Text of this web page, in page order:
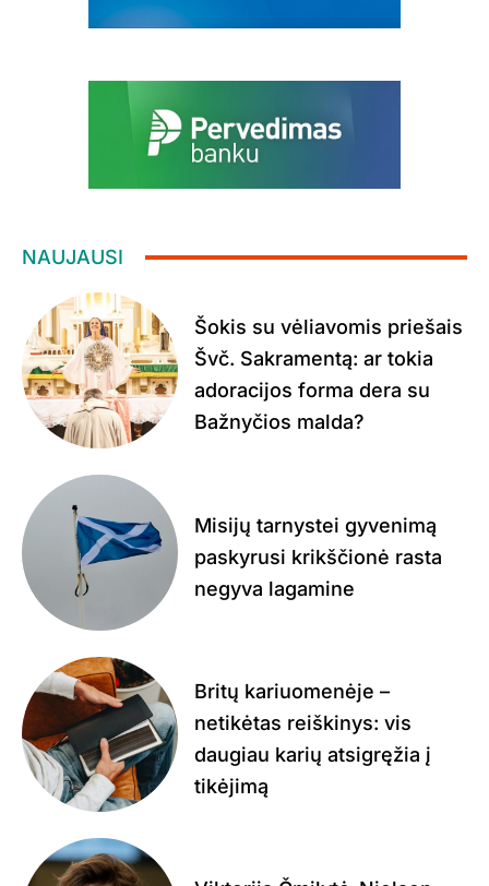
NAUJAUSI
Šokis su vėliavomis priešais
Švč. Sakramentą: ar tokia
adoracijos forma dera su
Bažnyčios malda?
Misijų tarnystei gyvenimą
paskyrusi krikščionė rasta
negyva lagamine
Britų kariuomenėje –
netikėtas reiškinys: vis
daugiau karių atsigręžia į
tikėjimą